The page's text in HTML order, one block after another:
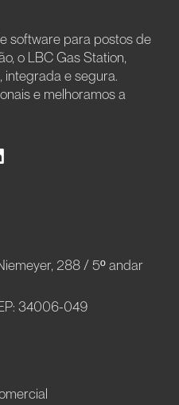
software para postos de
o LBC Gas Station,
e segura.
e melhoramos a
288 / 5º andar
34006-049